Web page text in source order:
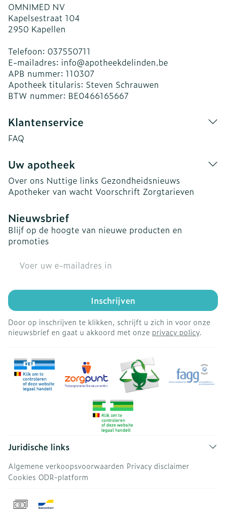
OMNIMED NV
Kapelsestraat 104
2950 Kapellen
Telefoon: 037550711
E-mailadres: info@apotheekdelinden.be
APB nummer: 110307
Apotheek titularis: Steven Schrauwen
BTW nummer: BE0466165667
Klantenservice
FAQ
Uw apotheek
Over ons Nuttige links Gezondheidsnieuws
Apotheker van wacht Voorschrift Zorgtarieven
Nieuwsbrief
Blijf op de hoogte van nieuwe producten en
promoties
Inschrijven
Door op inschrijven te klikken, schrijft u zich in voor onze
nieuwsbrief en gaat u akkoord met onze privacy policy.
Juridische links
Algemene verkoopsvoorwaarden Privacy disclaimer
Cookies ODR-platform